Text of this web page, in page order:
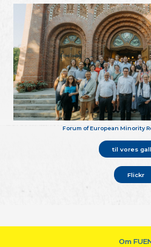
Forum of European Minority
til vores
Flickr
Om